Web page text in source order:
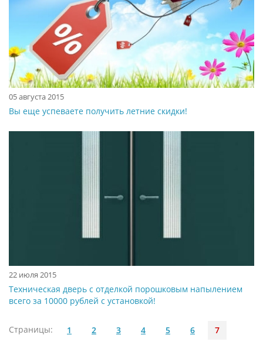
05 августа 2015
Вы еще успеваете получить летние скидки!
22 июля 2015
Техническая дверь с отделкой порошковым напылением
всего за 10000 рублей с установкой!
Страницы: 1 2 3 4 5 6 7